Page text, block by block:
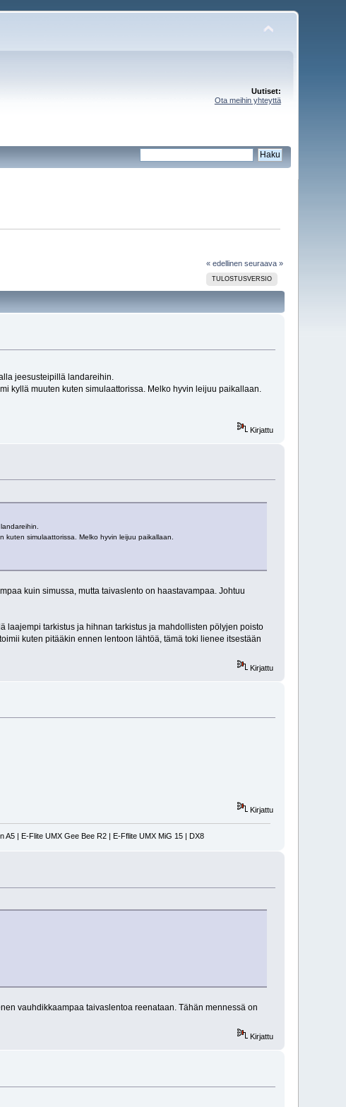
Uutiset:
Ota meihin yhteyttä
« edellinen seuraava »
TULOSTUSVERSIO
jeesusteipillä landareihin.
kyllä muuten kuten simulaattorissa. Melko hyvin leijuu paikallaan.
Kirjattu
kuten simulaattorissa. Melko hyvin leijuu paikallaan.
kuin simussa, mutta taivaslento on haastavampaa. Johtuu
laajempi tarkistus ja hihnan tarkistus ja mahdollisten pölyjen poisto
kuten pitääkin ennen lentoon lähtöä, tämä toki lienee itsestään
Kirjattu
Kirjattu
A5 | E-Flite UMX Gee Bee R2 | E-Fflite UMX MiG 15 | DX8
vauhdikkaampaa taivaslentoa reenataan. Tähän mennessä on
Kirjattu